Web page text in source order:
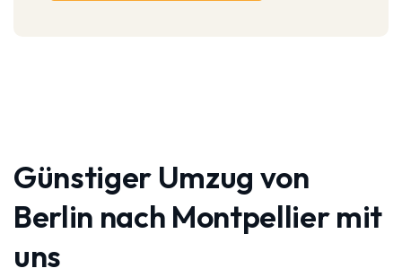
Günstiger Umzug von
Berlin nach Montpellier mit
uns